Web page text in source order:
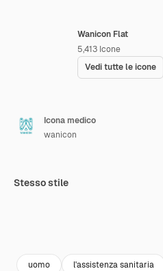
Wanicon Flat
5,413 Icone
Vedi tutte le icone
Icona medico
wanicon
Stesso stile
uomo l'assistenza sanitaria